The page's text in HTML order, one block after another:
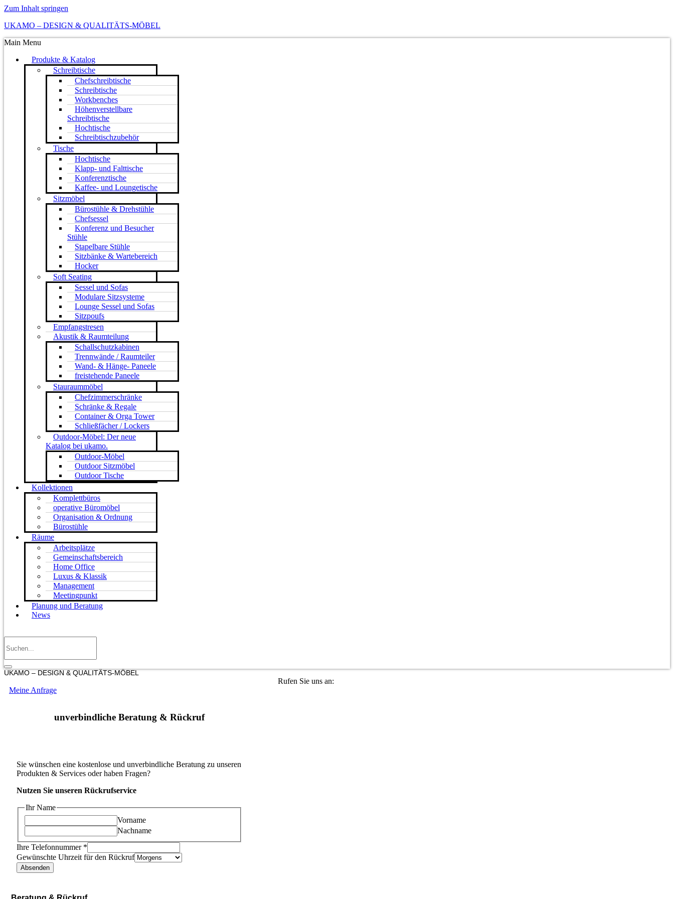
Zum Inhalt springen
UKAMO – DESIGN & QUALITÄTS-MÖBEL
Main Menu
Produkte & Katalog
Schreibtische
Chefschreibtische
Schreibtische
Workbenches
Höhenverstellbare
Schreibtische
Hochtische
Schreibtischzubehör
Tische
Hochtische
Klapp- und Falttische
Konferenztische
Kaffee- und Loungetische
Sitzmöbel
Bürostühle & Drehstühle
Chefsessel
Konferenz und Besucher
Stühle
Stapelbare Stühle
Sitzbänke & Wartebereich
Hocker
Soft Seating
Sessel und Sofas
Modulare Sitzsysteme
Lounge Sessel und Sofas
Sitzpoufs
Empfangstresen
Akustik & Raumteilung
Schallschutzkabinen
Trennwände / Raumteiler
Wand- & Hänge- Paneele
freistehende Paneele
Stauraummöbel
Chefzimmerschränke
Schränke & Regale
Container & Orga Tower
Schließfächer / Lockers
Outdoor-Möbel: Der neue
Katalog bei ukamo.
Outdoor-Möbel
Outdoor Sitzmöbel
Outdoor Tische
Kollektionen
Komplettbüros
operative Büromöbel
Organisation & Ordnung
Bürostühle
Räume
Arbeitsplätze
Gemeinschaftsbereich
Home Office
Luxus & Klassik
Management
Meetingpunkt
Planung und Beratung
News
UKAMO – DESIGN & QUALITÄTS-MÖBEL
Rufen Sie uns an:
Meine Anfrage
unverbindliche Beratung & Rückruf
Sie wünschen eine kostenlose und unverbindliche Beratung zu unseren
Produkten & Services oder haben Fragen?
Nutzen Sie unseren Rückrufservice
Ihr Name
Vorname
Nachname
Ihre Telefonnummer *
Gewünschte Uhrzeit für den Rückruf
Absenden